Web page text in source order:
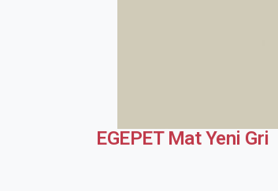
EGEPET Mat Yeni Gri